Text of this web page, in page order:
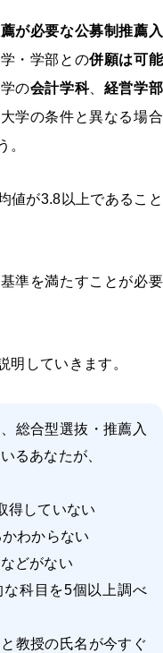
が必要な公募制推薦入
・学部との併願は可能
の会計学科、 経営学部
学の条件と異なる場合
。
値が3.8以上であること
準を満たすことが必要
明していきます。
総合型選抜・推薦入
るあなたが、
得していない
わからない
どがない
な科目を5個以上調べ
教授の氏名が今すぐ